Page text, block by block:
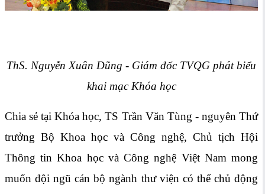
ThS. Nguyễn Xuân Dũng - Giám đốc TVQG phát biểu
khai mạc Khóa học
Chia sẻ tại Khóa học, TS Trần Văn Tùng - nguyên Thứ
trưởng Bộ Khoa học và Công nghệ, Chủ tịch Hội
Thông tin Khoa học và Công nghệ Việt Nam mong
muốn đội ngũ cán bộ ngành thư viện có thể chủ động